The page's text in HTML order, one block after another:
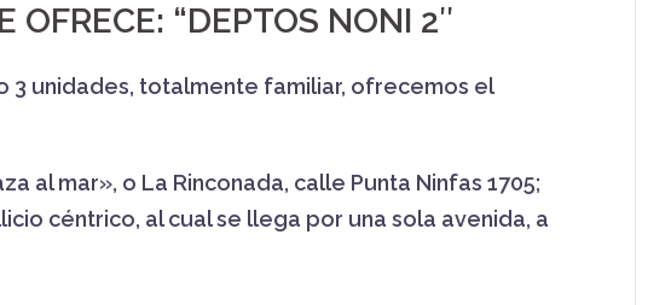
“DEPTOS NONI 2″
3 unidades, totalmente familiar, ofrecemos el
al mar», o La Rinconada, calle Punta Ninfas 1705;
céntrico, al cual se llega por una sola avenida, a